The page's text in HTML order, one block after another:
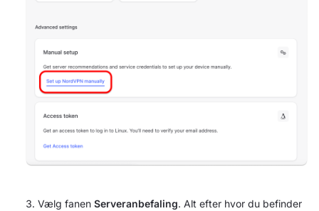
Vælg fanen Serveranbefaling. Alt efter hvor du befinder